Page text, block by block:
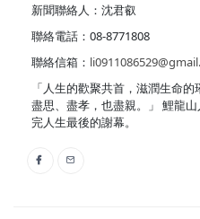
新聞聯絡人：沈君叡
聯絡電話：08-8771808
聯絡信箱：
「人生的歡聚共首，滋潤生命
盡思、盡孝，也盡親。」 鯉龍
完人生最後的謝幕。